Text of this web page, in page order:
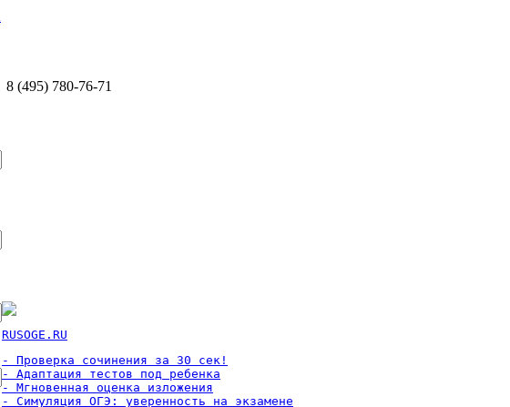
8 (495) 780-76-71
RUSOGE.RU
- Проверка сочинения за 30 сек!
- Адаптация тестов под ребенка
- Мгновенная оценка изложения
- Симуляция ОГЭ: уверенность на экзамене